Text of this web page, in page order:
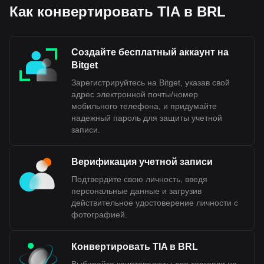
Celestia является TIA к BRL, а код валюты Celestia
— TIA. Используйте криптовалютный калькулятор,
Как конвертировать TIA в BRL
Создайте бесплатный аккаунт на
Bitget
Зарегистрируйтесь на Bitget, указав свой
адрес электронной почты/номер
мобильного телефона, и придумайте
надежный пароль для защиты учетной
записи.
Верификация учетной записи
Подтвердите свою личность, введя
персональные данные и загрузив
действительное удостоверение личности с
фотографией.
Конвертировать TIA в BRL